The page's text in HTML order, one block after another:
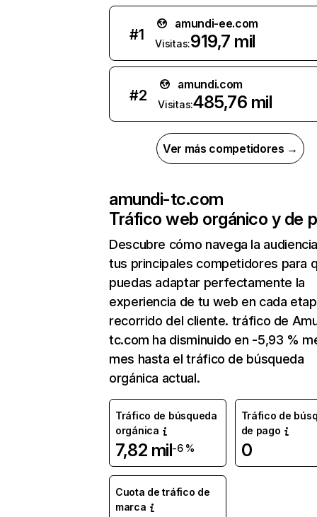
#1
amundi-ee.com
Visitas:919,7 mil
#2
amundi.com
Visitas:485,76 mil
Ver más competidores →
amundi-tc.com
Tráfico web orgánico y de
Descubre cómo navega la
tus principales competidores para
puedas adaptar perfectamente la
experiencia de tu web en cada
recorrido del cliente. tráfico de
tc.com ha disminuido en -5,93 %
mes hasta el tráfico de búsqueda
orgánica actual.
Tráfico de búsqueda
orgánica
7,82 mil-6 %
Tráfico de
de pago
0
Cuota de tráfico de
marca